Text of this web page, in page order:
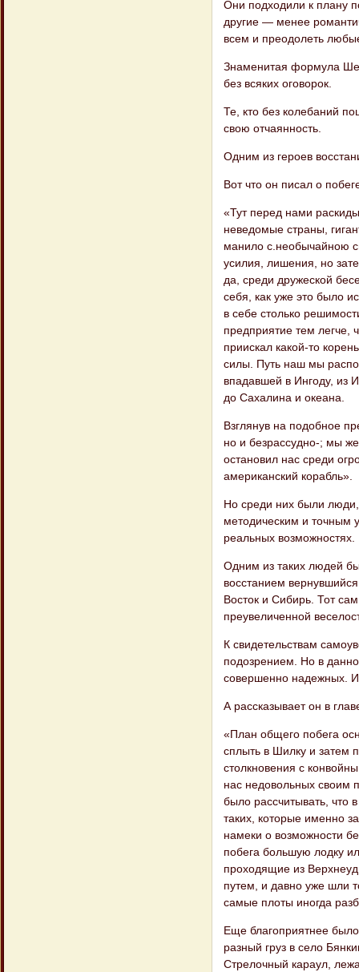
Они подходили к плану
другие — менее
всем и преодолеть
Знаменитая формула
без всяких оговорок.
Те, кто без колебаний
свою отчаянность.
Одним из героев
Вот что он писал о
«Тут перед нами
неведомые страны,
манило с.необычайною
усилия, лишения, но
да, среди дружеской
себя, как уже это было
в себе столько
предприятие тем легче,
приискал какой-то
силы. Путь наш мы
впадавшей в Ингоду, из
до Сахалина и океана.
Взглянув на подобное
но и без​рассудно-; мы
остановил нас среди
американский корабль».
Но среди них были
методическим и точным
реальных возможностях.
Одним из таких людей
восстанием
Восток и Сибирь. Тот
преувеличенной
К свидетельствам
подозрением. Но в
совершенно надежных.
А рассказывает он в
«План общего побега
сплыть в Шилку и затем
столкновения с
нас недовольных своим
было рассчитывать, что
таких, которые именно
намеки о возможности
побега большую лодку
проходящие из
путем, и давно уже шли
самые плоты иногда
Еще благоприятнее было
разный груз в село
Стрелочный караул,